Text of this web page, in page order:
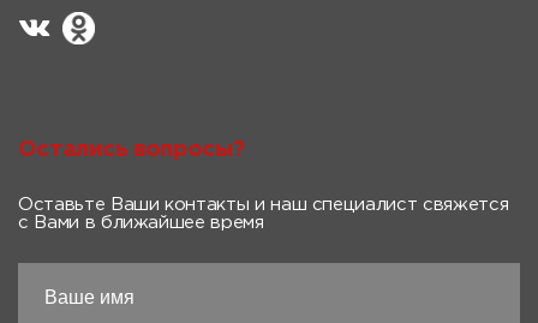
Остались вопросы?
Оставьте Ваши контакты и наш специалист свяжется
с Вами в ближайшее время